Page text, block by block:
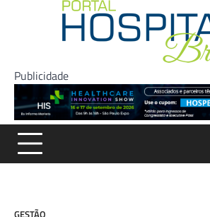
Publicidade
GESTÃO